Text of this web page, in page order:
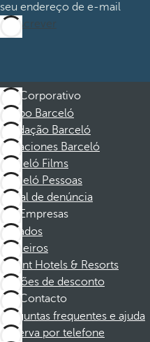
seu endereço de e-mail
Subscrever
Corporativo
Grupo Barceló
Fundação Barceló
Vacaciones Barceló
Barceló Films
Barceló Pessoas
Canal de denúncia
Empresas
Afiliados
Parceiros
Dorint Hotels & Resorts
Cupões de desconto
Contacto
Perguntas frequentes e ajuda
Reserva por telefone